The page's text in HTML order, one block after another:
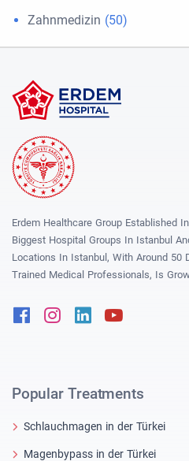
Zahnmedizin (50)
Erdem Healthcare Group Established
Biggest Hospital Groups In Istanbul
Locations In Istanbul, With Around 50
Trained Medical Professionals, Is
FacebookInstagram
Linkedin
Popular Treatments
Schlauchmagen in der Türkei
Magenbypass in der Türkei